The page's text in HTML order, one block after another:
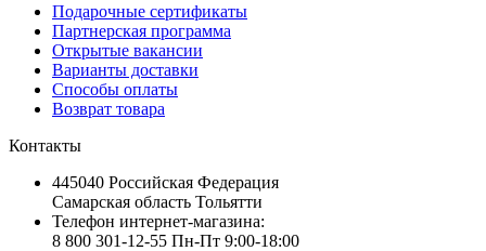
Подарочные сертификаты
Партнерская программа
Открытые вакансии
Варианты доставки
Способы оплаты
Возврат товара
Контакты
445040 Российская Федерация
Самарская область Тольятти
Телефон интернет-магазина:
8 800 301-12-55 Пн-Пт 9:00-18:00